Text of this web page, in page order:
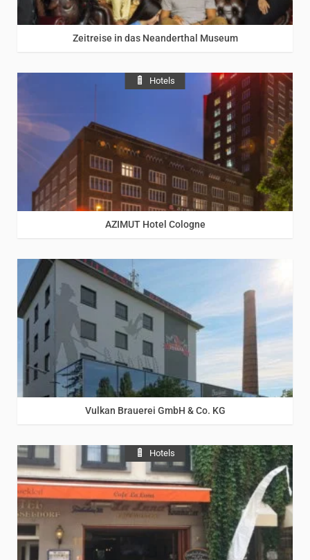
Rhein
Zeitreise in das Neanderthal Museum
Hotels
Rhein
AZIMUT Hotel Cologne
Eifel/ Rhein
Vulkan Brauerei GmbH & Co. KG
Hotels